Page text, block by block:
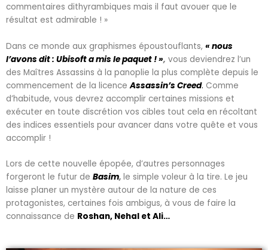
commentaires dithyrambiques mais il faut avouer que le
résultat est admirable ! »
Dans ce monde aux graphismes époustouflants, « nous
l’avons dit : Ubisoft a mis le paquet ! », vous deviendrez l’un
des Maîtres Assassins à la panoplie la plus complète depuis le
commencement de la licenceAssassin’s Creed. Comme
d’habitude, vous devrez accomplir certaines missions et
exécuter en toute discrétion vos cibles tout cela en récoltant
des indices essentiels pour avancer dans votre quête et vous
accomplir !
Lors de cette nouvelle épopée, d’autres personnages
forgeront le futur de Basim, le simple voleur à la tire. Le jeu
laisse planer un mystère autour de la nature de ces
protagonistes, certaines fois ambigus, à vous de faire la
connaissance de Roshan, Nehal et Ali…